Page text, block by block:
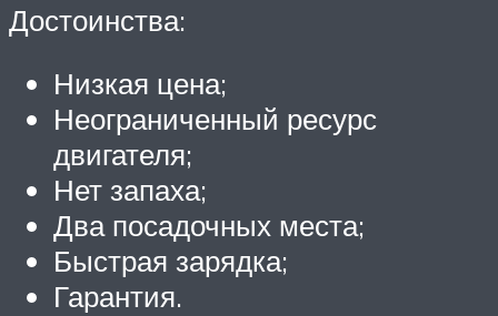
Достоинства:
Низкая цена;
Неограниченный ресурс
двигателя;
Нет запаха;
Два посадочных места;
Быстрая зарядка;
Гарантия.